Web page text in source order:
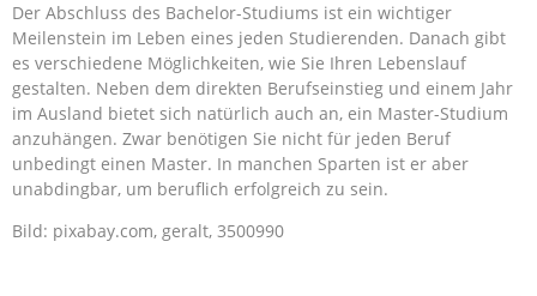
Der Abschluss des Bachelor-Studiums ist ein wichtiger
Meilenstein im Leben eines jeden Studierenden. Danach gibt
es verschiedene Möglichkeiten, wie Sie Ihren Lebenslauf
gestalten. Neben dem direkten Berufseinstieg und einem Jahr
im Ausland bietet sich natürlich auch an, ein Master-Studium
anzuhängen. Zwar benötigen Sie nicht für jeden Beruf
unbedingt einen Master. In manchen Sparten ist er aber
unabdingbar, um beruflich erfolgreich zu sein.
Bild: pixabay.com, geralt, 3500990